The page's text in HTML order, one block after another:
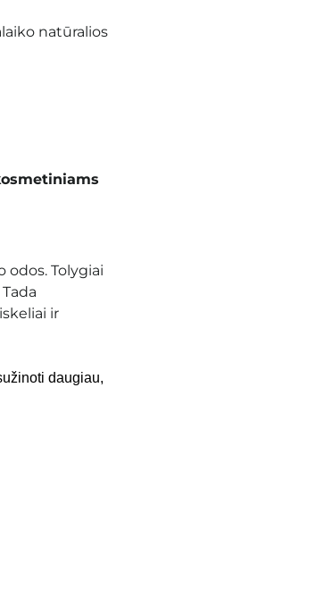
natūralios
odos. Tolygiai
ir
daugiau,